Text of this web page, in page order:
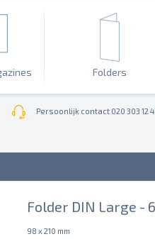
Folders
Persoonlijk contact 020 303 12
Folder DIN Large -
98 x 210 mm